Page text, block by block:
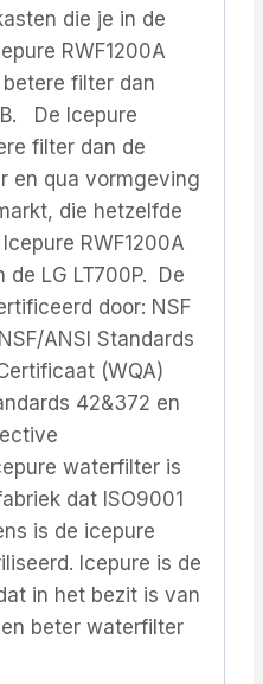
die je in de
RWF1200A
filter dan
De Icepure
filter dan de
en qua vormgeving
die hetzelfde
RWF1200A
LG LT700P. De
door: NSF
ANSI Standards
(WQA)
42&372 en
waterfilter is
dat ISO9001
is de icepure
Icepure is de
in het bezit is van
beter waterfilter